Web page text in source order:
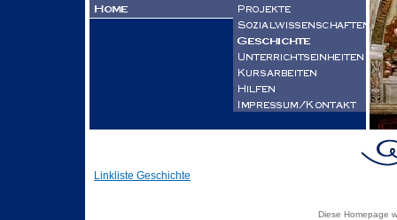
Linkliste Geschichte
Diese Homepage